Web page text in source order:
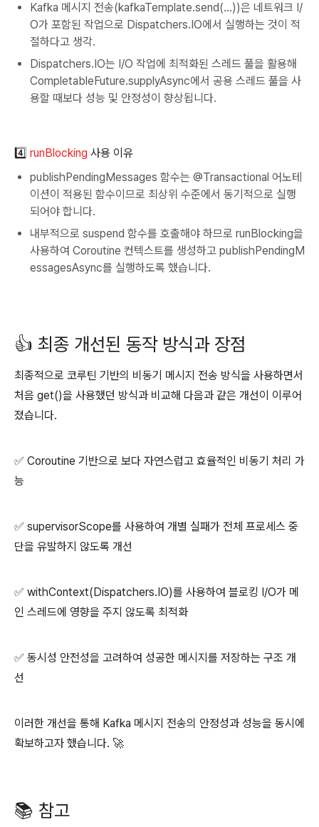
Kafka 메시지 전송(kafkaTemplate.send(...))은 네트워크 I/
O가 포함된 작업으로 Dispatchers.IO에서 실행하는 것이 적
절하다고 생각.
Dispatchers.IO는 I/O 작업에 최적화된 스레드 풀을 활용해
CompletableFuture.supplyAsync에서 공용 스레드 풀을 사
용할 때보다 성능 및 안정성이 향상됩니다.
4️⃣ runBlocking 사용 이유
publishPendingMessages 함수는 @Transactional 어노테
이션이 적용된 함수이므로 최상위 수준에서 동기적으로 실행
되어야 합니다.
내부적으로 suspend 함수를 호출해야 하므로 runBlocking을
사용하여 Coroutine 컨텍스트를 생성하고 publishPendingM
essagesAsync를 실행하도록 했습니다.
👍 최종 개선된 동작 방식과 장점
최종적으로 코루틴 기반의 비동기 메시지 전송 방식을 사용하면서
처음 get()을 사용했던 방식과 비교해 다음과 같은 개선이 이루어
졌습니다.
✅ Coroutine 기반으로 보다 자연스럽고 효율적인 비동기 처리 가
능
✅ supervisorScope를 사용하여 개별 실패가 전체 프로세스 중
단을 유발하지 않도록 개선
✅ withContext(Dispatchers.IO)를 사용하여 블로킹 I/O가 메
인 스레드에 영향을 주지 않도록 최적화
✅ 동시성 안전성을 고려하여 성공한 메시지를 저장하는 구조 개
선
이러한 개선을 통해 Kafka 메시지 전송의 안정성과 성능을 동시에
확보하고자 했습니다. 🚀
📚 참고